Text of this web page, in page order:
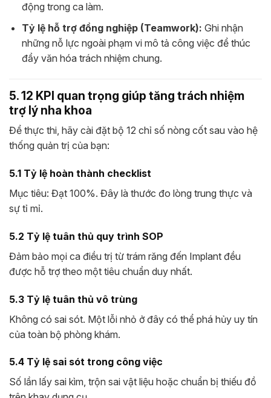
động trong ca làm.
Tỷ lệ hỗ trợ đồng nghiệp (Teamwork): Ghi nhận
những nỗ lực ngoài phạm vi mô tả công việc để thúc
đẩy văn hóa trách nhiệm chung.
5. 12 KPI quan trọng giúp tăng trách nhiệm
trợ lý nha khoa
Để thực thi, hãy cài đặt bộ 12 chỉ số nòng cốt sau vào hệ
thống quản trị của bạn:
5.1 Tỷ lệ hoàn thành checklist
Mục tiêu: Đạt 100%. Đây là thước đo lòng trung thực và
sự tỉ mỉ.
5.2 Tỷ lệ tuân thủ quy trình SOP
Đảm bảo mọi ca điều trị từ trám răng đến Implant đều
được hỗ trợ theo một tiêu chuẩn duy nhất.
5.3 Tỷ lệ tuân thủ vô trùng
Không có sai sót. Một lỗi nhỏ ở đây có thể phá hủy uy tín
của toàn bộ phòng khám.
5.4 Tỷ lệ sai sót trong công việc
Số lần lấy sai kìm, trộn sai vật liệu hoặc chuẩn bị thiếu đồ